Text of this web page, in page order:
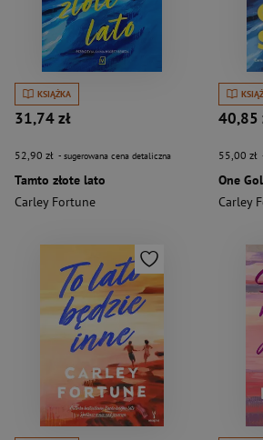
KSIĄŻKA
31,74 zł
52,90 zł - sugerowana cena detaliczna
Tamto złote lato
Carley Fortune
40,85
55,00 zł
Carley